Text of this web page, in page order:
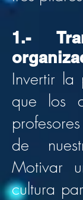
1.-
Invertir la
que los
de
Motivar
cultura